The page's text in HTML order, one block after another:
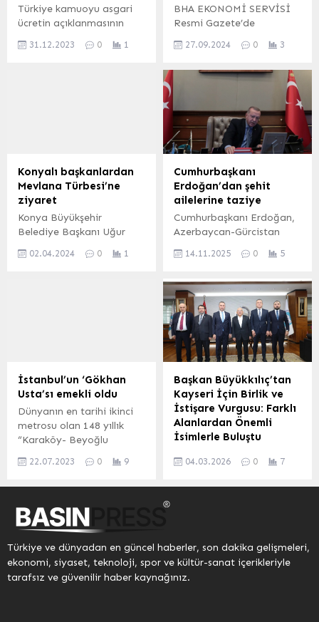
Türkiye kamuoyu asgari
ücretin açıklanmasının
maaşlarının yüzde kaç
33,66 artış oldu. Böylece 5
aylık dönemde, maaşlara
yapılan yüzde 6’lık zam
oranı aşılırken enflasyon
farkı verilmesi...
31.12.2023 0 1
BHA EKONOMİ SERVİSİ
Resmi Gazete’de
kredi kartı ve ihtiyaç
yapılandırma imkanı
getirildi. Bu düzenlemeyle,
bireysel kredi kartı ve
ihtiyaç kredisi borçları 60
aya kadar yüzde 3.11 faiz
oranıyla yeniden
yapılandırılabilecek. Bu
durum, ödemekte zorluk
çeken birçok vatandaş için
önemli bir haber… *Kredi
Kartı...
27.09.2024 0 3
Konyalı başkanlardan
Mevlana Türbesi’ne
ziyaret
Konya Büyükşehir
Belediye Başkanı Uğur
Konya İl Başkanı Hasan
ederek açıklamalarda
bulundu. KONYA (İGFA) –
Belediye Başkanı Uğur
İbrahim Altay, AK Parti
Konya İl Başkanı...
02.04.2024 0 1
Cumhurbaşkanı
Erdoğan’dan şehit
ailelerine taziye
Cumhurbaşkanı Erdoğan,
Azerbaycan-Gürcistan
uçağında şehit olan
ve Astsubay Üstçavuş
Emre Altıok’un aileleriyle
telefonda görüştü,
başsağlığı diledi.
Cumhurbaşkanı Erdoğan,
şehit olan askerlerin
ailelerine başsağlığı
mesajı gönderdi. ANKARA
(İGFA) – Cumhurbaşkanı
Recep Tayyip Erdoğan,
Azerbaycan-Gürcistan
sınırında düşen askerî
kargo uçağında şehit olan
Gökhan...
14.11.2025 0 5
İstanbul’un ‘Gökhan
Usta’sı emekli oldu
Dünyanın en tarihi ikinci
metrosu olan 148 yıllık
“Karaköy- Beyoğlu
ile adeta simgeleşen 45
(İGFA) – Tünel adıyla
bilinen F2 (Karaköy –
Hattı, İstanbul’un simge
ulaşım eserlerinden biri.
1863 yılında hizmete giren
22.07.2023 0 9
Başkan Büyükkılıç’tan
Kayseri İçin Birlik ve
İstişare Vurgusu: Farklı
Alanlardan Önemli
İsimlerle Buluştu
Belediye Başkanı Dr.
isimleri makamında
ağırladı. Ziyaretler
kapsamında meslek
04.03.2026 0 7
Türkiye ve dünyadan en güncel haberler, son dakika gelişmeleri,
ekonomi, siyaset, teknoloji, spor ve kültür-sanat içerikleriyle
tarafsız ve güvenilir haber kaynağınız.